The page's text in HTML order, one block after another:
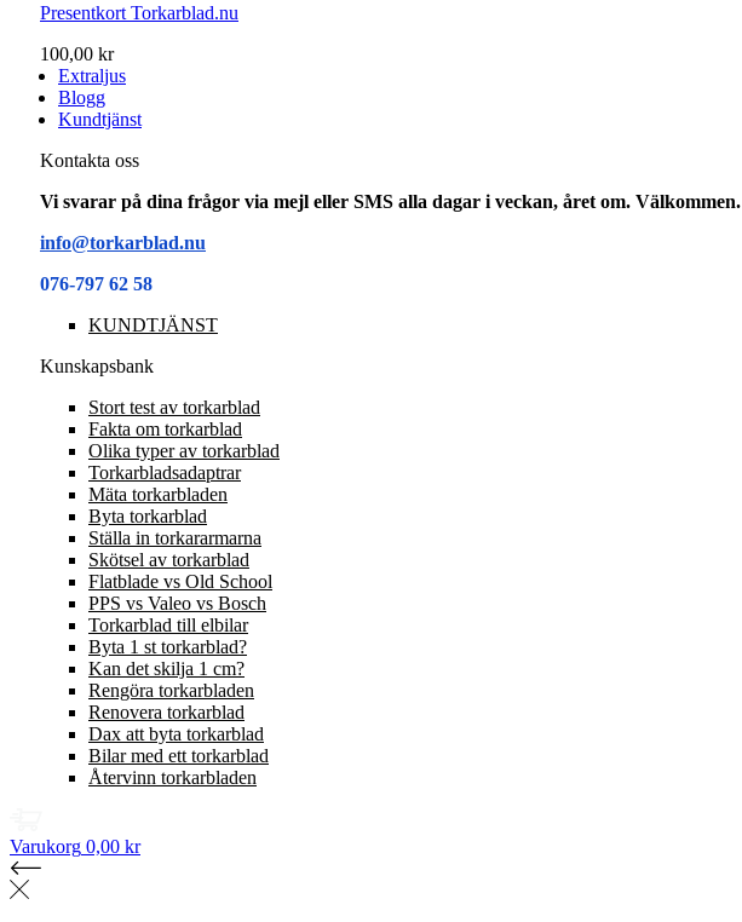
Presentkort Torkarblad.nu
100,00 kr
Extraljus
Blogg
Kundtjänst
Kontakta oss
Vi svarar på dina frågor via mejl eller SMS alla dagar i veckan, året om. Välkommen.
info@torkarblad.nu
076-797 62 58
KUNDTJÄNST
Kunskapsbank
Stort test av torkarblad
Fakta om torkarblad
Olika typer av torkarblad
Torkarbladsadaptrar
Mäta torkarbladen
Byta torkarblad
Ställa in torkararmarna
Skötsel av torkarblad
Flatblade vs Old School
PPS vs Valeo vs Bosch
Torkarblad till elbilar
Byta 1 st torkarblad?
Kan det skilja 1 cm?
Rengöra torkarbladen
Renovera torkarblad
Dax att byta torkarblad
Bilar med ett torkarblad
Återvinn torkarbladen
Varukorg 0,00 kr